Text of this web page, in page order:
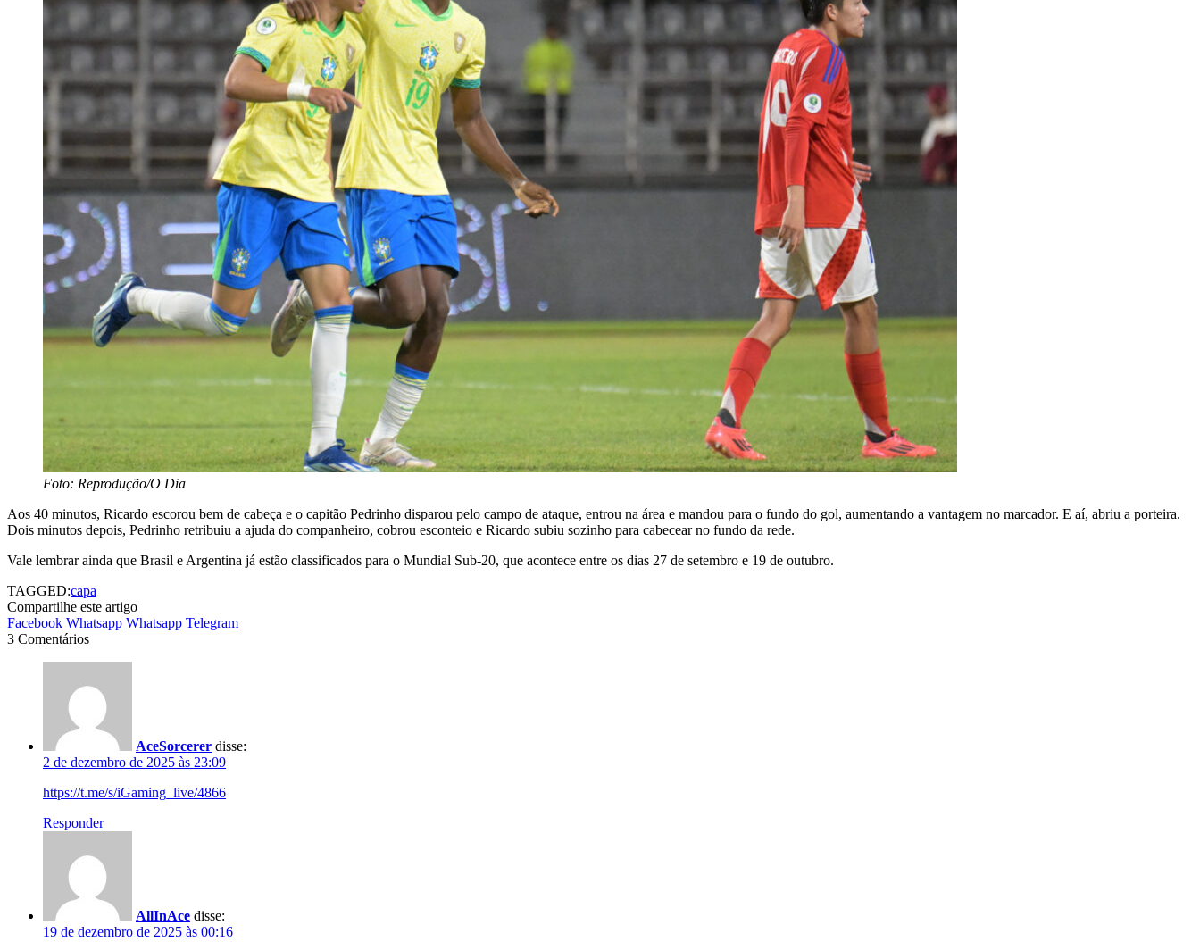
Foto: Reprodução/O Dia
Aos 40 minutos, Ricardo escorou bem de cabeça e o capitão Pedrinho disparou pelo campo de ataque, entrou na área e mandou para o fundo do gol, aumentando a vantagem no marcador. E aí, abriu a porteira.
Dois minutos depois, Pedrinho retribuiu a ajuda do companheiro, cobrou esconteio e Ricardo subiu sozinho para cabecear no fundo da rede.
Vale lembrar ainda que Brasil e Argentina já estão classificados para o Mundial Sub-20, que acontece entre os dias 27 de setembro e 19 de outubro.
TAGGED:capa
Compartilhe este artigo
Facebook Whatsapp Whatsapp Telegram
3 Comentários
AceSorcerer disse:
2 de dezembro de 2025 às 23:09
https://t.me/s/iGaming_live/4866
Responder
AllInAce disse:
19 de dezembro de 2025 às 00:16